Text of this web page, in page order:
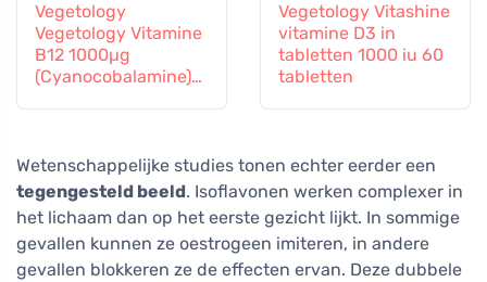
Vegetology
Vegetology Vitamine
B12 1000µg
(Cyanocobalamine)
Vegetology Vitashine
vitamine D3 in
tabletten 1000 iu 60
tabletten
Wetenschappelijke studies tonen echter eerder een
tegengesteld beeld. Isoflavonen werken complexer in
het lichaam dan op het eerste gezicht lijkt. In sommige
gevallen kunnen ze oestrogeen imiteren, in andere
gevallen blokkeren ze de effecten ervan. Deze dubbele